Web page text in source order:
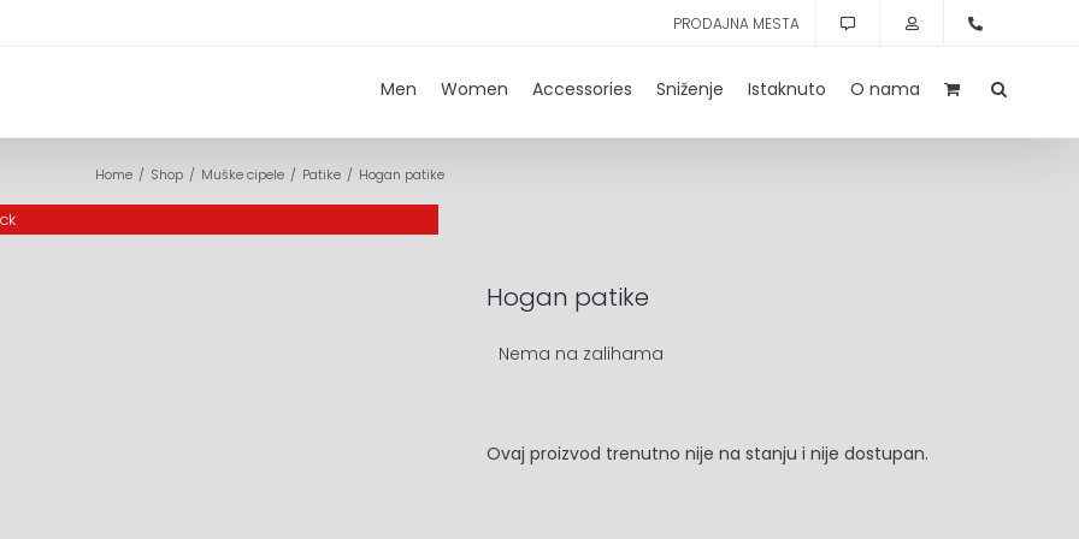
PRODAJNA MESTA
Men Women Accessories Sniženje Istaknuto O nama
Home Shop Muške cipele Patike Hogan patike
Hogan patike
Nema na zalihama
Ovaj proizvod trenutno nije na stanju i nije dostupan.